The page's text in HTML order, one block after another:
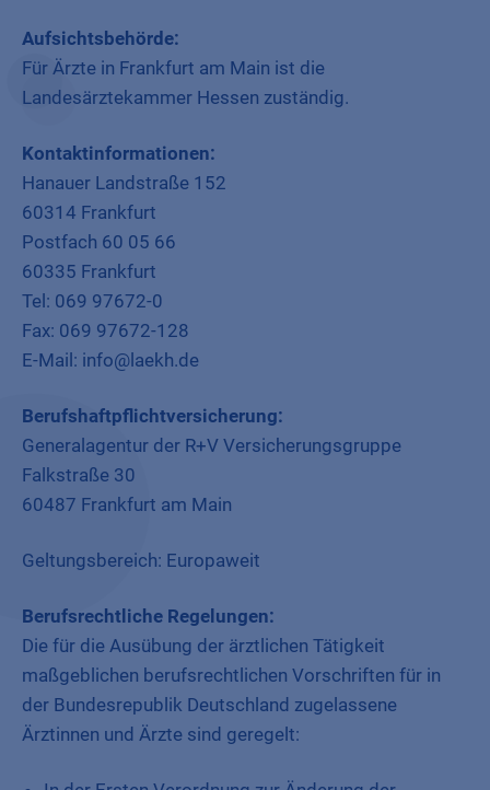
Aufsichtsbehörde:
Für Ärzte in Frankfurt am Main ist die
Landesärztekammer Hessen zuständig.
Kontaktinformationen:
Hanauer Landstraße 152
60314 Frankfurt
Postfach 60 05 66
60335 Frankfurt
Tel: 069 97672-0
Fax: 069 97672-128
E-Mail: info@laekh.de
Berufshaftpflichtversicherung:
Generalagentur der R+V Versicherungsgruppe
Falkstraße 30
60487 Frankfurt am Main
Geltungsbereich: Europaweit
Berufsrechtliche Regelungen:
Die für die Ausübung der ärztlichen Tätigkeit
maßgeblichen berufsrechtlichen Vorschriften für in
der Bundesrepublik Deutschland zugelassene
Ärztinnen und Ärzte sind geregelt: